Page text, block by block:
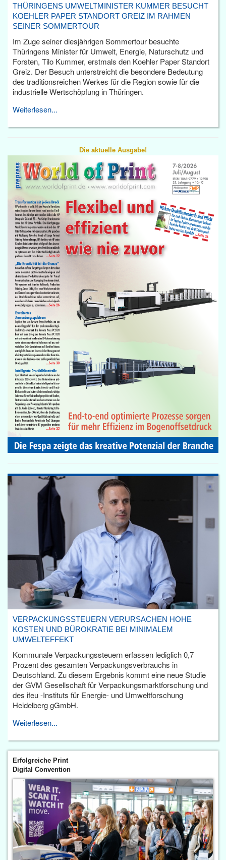
THÜRINGENS UMWELTMINISTER KUMMER BESUCHT
KOEHLER PAPER STANDORT GREIZ IM RAHMEN
SEINER SOMMERTOUR
Im Zuge seiner diesjährigen Sommertour besuchte
Thüringens Minister für Umwelt, Energie, Naturschutz und
Forsten, Tilo Kummer, erstmals den Koehler Paper Standort
Greiz. Der Besuch unterstreicht die besondere Bedeutung
des traditionsreichen Werkes für die Region sowie für die
industrielle Wertschöpfung in Thüringen.
Weiterlesen...
Die aktuelle Ausgabe!
VERPACKUNGSSTEUERN VERURSACHEN HOHE
KOSTEN UND BÜROKRATIE BEI MINIMALEM
UMWELTEFFEKT
Kommunale Verpackungssteuern erfassen lediglich 0,7
Prozent des gesamten Verpackungsverbrauchs in
Deutschland. Zu diesem Ergebnis kommt eine neue Studie
der GVM Gesellschaft für Verpackungsmarktforschung und
des ifeu -Instituts für Energie- und Umweltforschung
Heidelberg gGmbH.
Weiterlesen...
Erfolgreiche Print
Digital Convention